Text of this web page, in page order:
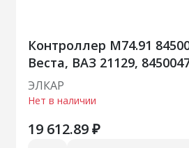
Контроллер М74.91
Веста, ВАЗ 21129,
ЭЛКАР
Нет в наличии
19 612.89 ₽